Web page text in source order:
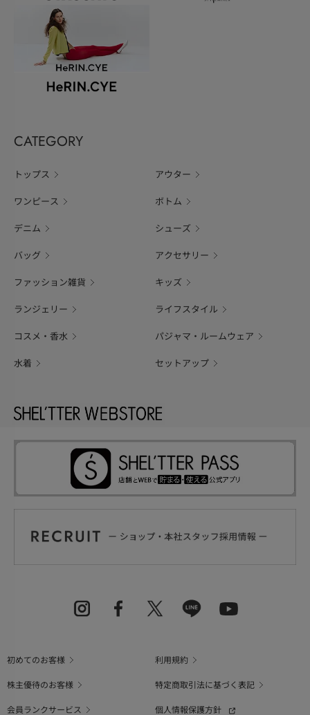
CATEGORY
トップス アウター
ワンピース ボトム
デニム シューズ
バッグ アクセサリー
ファッション雑貨 キッズ
ランジェリー ライフスタイル
コスメ・香水 パジャマ・ルームウェア
水着 セットアップ
初めてのお客様
利用規約
株主優待のお客様
特定商取引法に基づく表記
会員ランクサービス
個人情報保護方針